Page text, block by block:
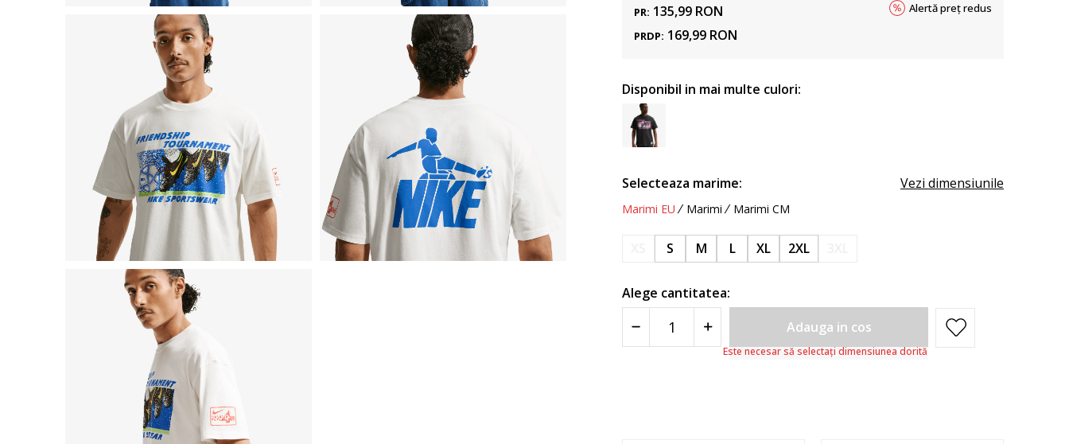
PR: 135,99 RON
PRDP: 169,99 RON
Alertă preț redus
Disponibil in mai multe culori:
Selecteaza marime: Vezi dimensiunile
Marimi EU Marimi Marimi CM
S M L XL 2XL
Alege cantitatea:
Adauga in cos
Este necesar să selectați dimensiunea dorită